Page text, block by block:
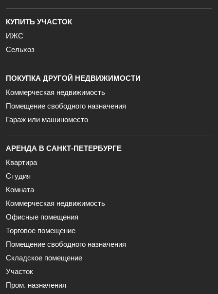
КУПИТЬ УЧАСТОК
ИЖС
Сельхоз
ПОКУПКА ДРУГОЙ НЕДВИЖИМОСТИ
Коммерческая недвижимость
Помещение свободного назначения
Гараж или машиноместо
АРЕНДА В САНКТ-ПЕТЕРБУРГЕ
Квартира
Студия
Комната
Коммерческая недвижимость
Офисные помещения
Торговое помещение
Помещение свободного назначения
Складское помещение
Участок
Пром. назначения